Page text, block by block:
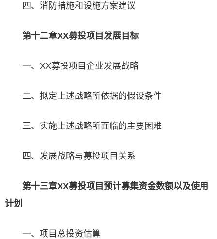
四、消防措施和设施方案建议
第十二章XX募投项目发展目标
一、XX募投项目企业发展战略
二、拟定上述战略所依据的假设条件
三、实施上述战略所面临的主要困难
四、发展战略与募投项目关系
第十三章XX募投项目预计募集资金数额以及使用
计划
一、项目总投资估算